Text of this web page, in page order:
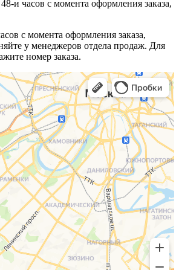
и часов с момента оформления заказа,
с момента оформления заказа,
у менеджеров отдела продаж. Для
номер заказа.